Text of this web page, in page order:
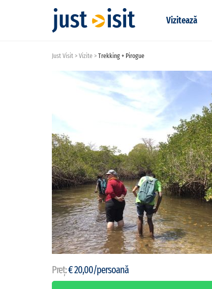
Vizitează
Just Visit Vizite Trekking + Pirogue
Preț:€ 20,00/persoană